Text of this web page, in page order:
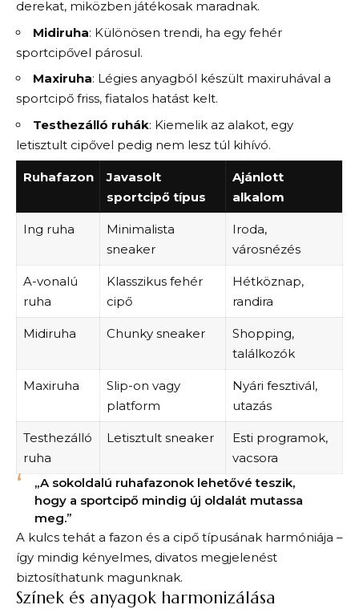
derekat, miközben játékosak maradnak.
Midiruha: Különösen trendi, ha egy fehér
sportcipővel párosul.
Maxiruha: Légies anyagból készült maxiruhával a
sportcipő friss, fiatalos hatást kelt.
Testhezálló ruhák: Kiemelik az alakot, egy
letisztult cipővel pedig nem lesz túl kihívó.
Ruhafazon
Javasolt
sportcipő típus
Ajánlott
alkalom
Ing ruha
Minimalista
sneaker
Iroda,
városnézés
A-vonalú
ruha
Klasszikus fehér
cipő
Hétköznap,
randira
Midiruha Chunky sneaker
Shopping,
találkozók
Maxiruha
Slip-on vagy
platform
Nyári fesztivál,
utazás
Testhezálló
ruha
Letisztult sneaker
Esti programok,
vacsora
„A sokoldalú ruhafazonok lehetővé teszik,
hogy a sportcipő mindig új oldalát mutassa
meg.”
A kulcs tehát a fazon és a cipő típusának harmóniája –
így mindig kényelmes, divatos megjelenést
biztosíthatunk magunknak.
Színek és anyagok harmonizálása